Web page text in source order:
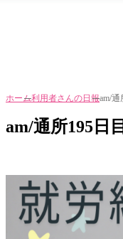
ホーム利用者さんの日報am/
am/通所195日